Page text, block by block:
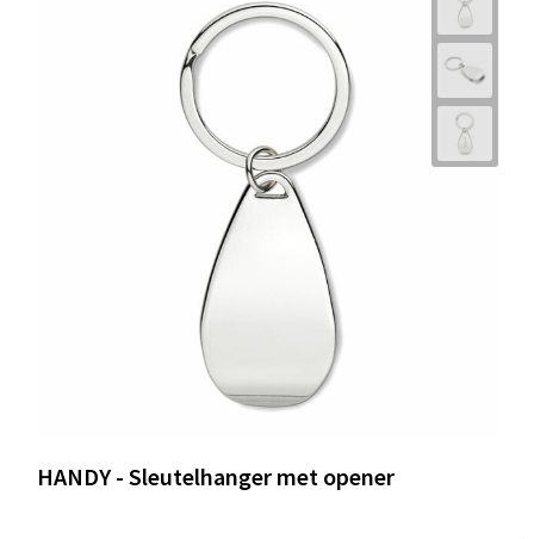
HANDY - Sleutelhanger met opener